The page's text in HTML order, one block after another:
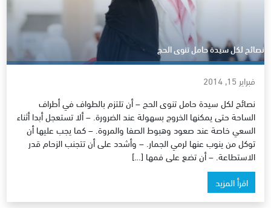
نصائح لكل سيدة حامل تنوى الحج
فبراير 15, 2014
نصائح لكل سيدة حامل تنوى الحج – أن تلتزم بالطواف في أطراف
الساحة حتى يمكنها الخروج بسهولة عند الضرورة. – ألا تستعجل أبدا أثناء
السعي خاصة عند صعود وهبوط الصفا والمروة. – كما يجب عليها أن
توكل من ينوب عنها لرمي الجمار. – وأشدد على أن تتجنب الزحام قدر
الاستطاعة. – أن تضع على فمها […]
اقرأ المزيد